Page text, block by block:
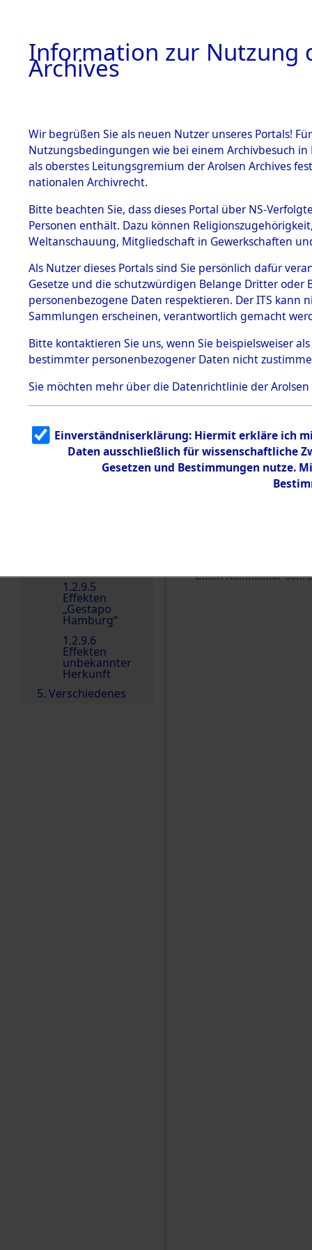
BESTÄNDE
1.
Inhaftierungsdoku
mente
1.2.9 Beim ITS
Effekten
1.2.9.1
Effekten aus
dem KZ
Dachau
1.2.9.2
Effekten aus
dem KZ
Bayerisches
1.2.9.3
Effekten aus
dem KZ
Neuengamm
1.2.9.5
Effekten
„Gestapo
Hamburg“
1.2.9.6
Effekten
unbekannter
Herkunft
5. Verschiedenes
0003
Einen Kommentar
Information zur Nutzung
Archives
Wir begrüßen Sie als neuen Nutzer unseres Portals!
Nutzungsbedingungen wie bei einem Archivbesuch
als oberstes Leitungsgremium der Arolsen Archives
nationalen Archivrecht.
Bitte beachten Sie, dass dieses Portal über NS-
Personen enthält. Dazu können
Weltanschauung, Mitgliedschaft in Gewerkschaften
Als Nutzer dieses Portals sind Sie persönlich dafür
Gesetze und die schutzwürdigen Belange Dritter
personenbezogene Daten respektieren. Der ITS
Sammlungen erscheinen, verantwortlich gemacht
Bitte kontaktieren Sie uns, wenn Sie beispielsweiser
bestimmter personenbezogener Daten nicht
Sie möchten mehr über die Datenrichtlinie der Arolsen
Einverständniserklärung: Hiermit erkläre ich
Daten ausschließlich für wissenschaftliche
Gesetzen und Bestimmungen nutze.